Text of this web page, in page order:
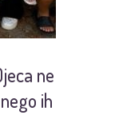
ne
ih